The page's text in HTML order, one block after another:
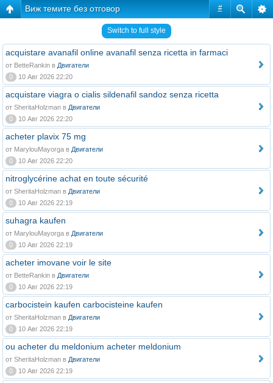
#
Виж темите без отговор
Switch to full style
acquistare avanafil online avanafil senza ricetta in farmaci
от BetteRankin в Двигатели
0
10 Авг 2026 22:20
acquistare viagra o cialis sildenafil sandoz senza ricetta
от SheritaHolzman в Двигатели
0
10 Авг 2026 22:20
acheter plavix 75 mg
от MarylouMayorga в Двигатели
0
10 Авг 2026 22:20
nitroglycérine achat en toute sécurité
от SheritaHolzman в Двигатели
0
10 Авг 2026 22:19
suhagra kaufen
от MarylouMayorga в Двигатели
0
10 Авг 2026 22:19
acheter imovane voir le site
от BetteRankin в Двигатели
0
10 Авг 2026 22:19
carbocistein kaufen carbocisteine kaufen
от SheritaHolzman в Двигатели
0
10 Авг 2026 22:19
ou acheter du meldonium acheter meldonium
от SheritaHolzman в Двигатели
0
10 Авг 2026 22:19